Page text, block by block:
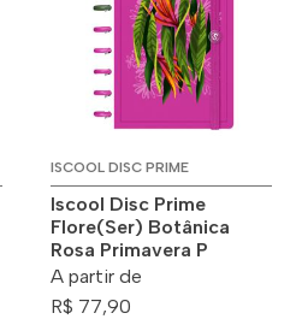
ISCOOL DISC PRIME
Iscool Disc Prime
Flore(Ser) Botânica
Rosa Primavera P
A partir de
R$ 77,90